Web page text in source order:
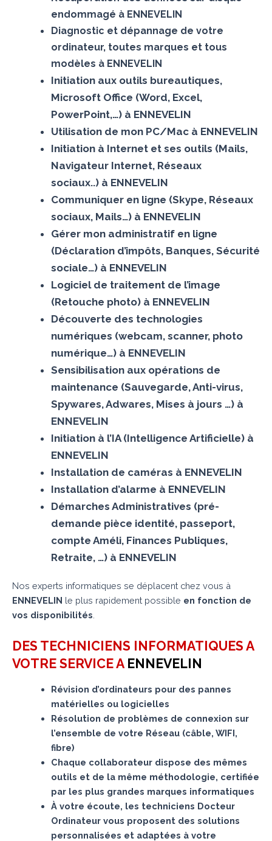
endommagé à ENNEVELIN
Diagnostic et dépannage de votre
ordinateur, toutes marques et tous
modèles à ENNEVELIN
Initiation aux outils bureautiques,
Microsoft Office (Word, Excel,
PowerPoint,…) à ENNEVELIN
Utilisation de mon PC/Mac à ENNEVELIN
Initiation à Internet et ses outils (Mails,
Navigateur Internet, Réseaux
sociaux..) à ENNEVELIN
Communiquer en ligne (Skype, Réseaux
sociaux, Mails…) à ENNEVELIN
Gérer mon administratif en ligne
(Déclaration d’impôts, Banques, Sécurité
sociale…) à ENNEVELIN
Logiciel de traitement de l’image
(Retouche photo) à ENNEVELIN
Découverte des technologies
numériques (webcam, scanner, photo
numérique…) à ENNEVELIN
Sensibilisation aux opérations de
maintenance (Sauvegarde, Anti-virus,
Spywares, Adwares, Mises à jours …) à
ENNEVELIN
Initiation à l’IA (Intelligence Artificielle) à
ENNEVELIN
Installation de caméras à ENNEVELIN
Installation d’alarme à ENNEVELIN
Démarches Administratives (pré-
demande pièce identité, passeport,
compte Améli, Finances Publiques,
Retraite, …) à ENNEVELIN
Nos experts informatiques se déplacent chez vous à
ENNEVELIN le plus rapidement possible en fonction de
vos disponibilités.
DES TECHNICIENS INFORMATIQUES A
VOTRE SERVICE A ENNEVELIN
Révision d’ordinateurs pour des pannes
matérielles ou logicielles
Résolution de problèmes de connexion sur
l’ensemble de votre Réseau (câble, WIFI,
fibre)
Chaque collaborateur dispose des mêmes
outils et de la même méthodologie, certifiée
par les plus grandes marques informatiques
À votre écoute, les techniciens Docteur
Ordinateur vous proposent des solutions
personnalisées et adaptées à votre